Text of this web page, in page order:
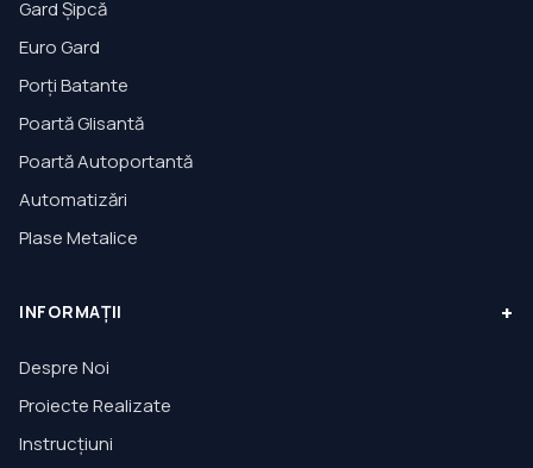
Gard Șipcă
Euro Gard
Porți Batante
Poartă Glisantă
Poartă Autoportantă
Automatizări
Plase Metalice
INFORMAȚII +
Despre Noi
Proiecte Realizate
Instrucțiuni